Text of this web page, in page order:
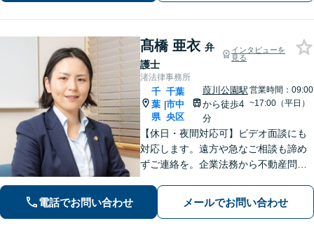
髙橋 亜衣 弁
護士
インタビューを
見る
渚法律事務所
千
葉
県
|
千葉
市中
央区
葭川公園駅
から徒歩4
分
営業時間：09:00
~17:00（平日）
【休日・夜間対応可】ビデオ面談にも
対応します。遠方や急なご相談も諦め
ずご連絡を。企業法務から不動産問
金・債務整理など、オールラウンドに
対応します。特に労働関係の実績は豊
電話でお問い合わせ メールでお問い合わせ